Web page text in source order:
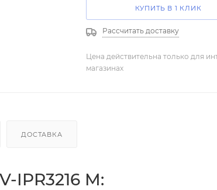
КУПИТЬ В 1 КЛИК
Рассчитать доставку
Цена действительна только для
магазинах
ДОСТАВКА
IPR3216 M: